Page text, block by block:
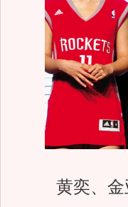
黄奕、金亚